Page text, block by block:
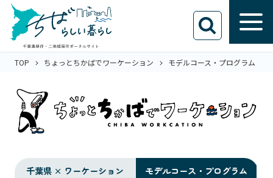
TOP ちょっとちかばでワーケーション モデルコース・プログラム
千葉県 × ワーケーション
モデルコース・プログラム